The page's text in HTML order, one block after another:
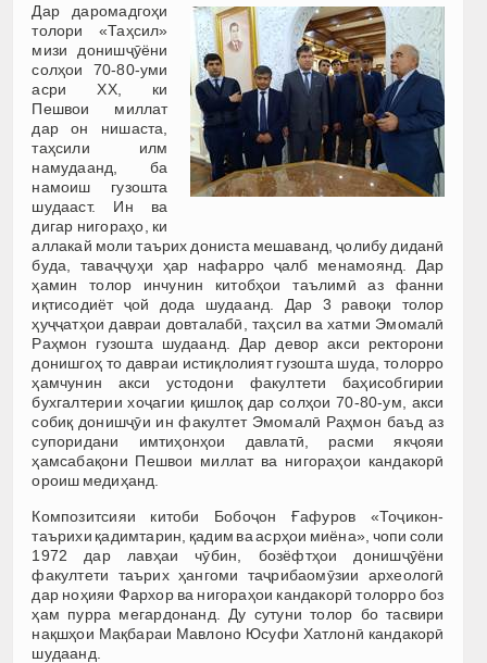
Дар даромадгоҳи
толори «Таҳсил»
мизи донишҷӯёни
солҳои 70-80-уми
асри ХХ, ки
Пешвои миллат
дар он нишаста,
таҳсили илм
намудаанд, ба
намоиш гузошта
шудааст. Ин ва
дигар нигораҳо, ки
аллакай моли таърих дониста мешаванд, ҷолибу диданӣ
буда, таваҷҷуҳи ҳар нафарро ҷалб менамоянд. Дар
ҳамин толор инчунин китобҳои таълимӣ аз фанни
иқтисодиёт ҷой дода шудаанд. Дар 3 равоқи толор
ҳуҷҷатҳои давраи довталабӣ, таҳсил ва хатми Эмомалӣ
Раҳмон гузошта шудаанд. Дар девор акси ректорони
донишгоҳ то давраи истиқлолият гузошта шуда, толорро
ҳамчунин акси устодони факултети баҳисобгирии
бухгалтерии хоҷагии қишлоқ дар солҳои 70-80-ум, акси
собиқ донишҷӯи ин факултет Эмомалӣ Раҳмон баъд аз
супоридани имтиҳонҳои давлатӣ, расми якҷояи
ҳамсабақони Пешвои миллат ва нигораҳои кандакорӣ
ороиш медиҳанд.
Композитсияи китоби Бобоҷон Ғафуров «Тоҷикон-
таърихи қадимтарин, қадим ва асрҳои миёна», чопи соли
1972 дар лавҳаи чӯбин, бозёфтҳои донишҷӯёни
факултети таърих ҳангоми таҷрибаомӯзии археологӣ
дар ноҳияи Фархор ва нигораҳои кандакорӣ толорро боз
ҳам пурра мегардонанд. Ду сутуни толор бо тасвири
нақшҳои Мақбараи Мавлоно Юсуфи Хатлонӣ кандакорӣ
шудаанд.